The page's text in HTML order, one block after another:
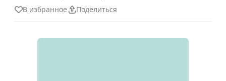
В избранное Поделиться